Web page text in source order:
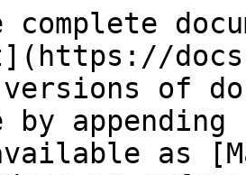
versions of
by
as